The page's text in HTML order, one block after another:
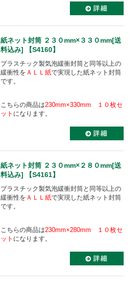
紙ネット封筒 ２３０mm×３３０mm[送
料込み] 【S4160】
プラスチック製気泡緩衝封筒と同等以上の
緩衝性を ＡＬＬ紙で実現した紙ネット封筒
です。
こちらの商品は230mm×330mm １０枚セ
ット になります。
紙ネット封筒 ２３０mm×２８０mm[送
料込み] 【S4161】
プラスチック製気泡緩衝封筒と同等以上の
緩衝性を ＡＬＬ紙で実現した紙ネット封筒
です。
こちらの商品は230mm×280mm １０枚セ
ット になります。